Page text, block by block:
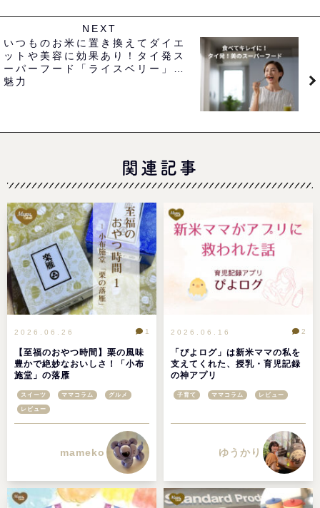
NEXT
いつものお米に置き換えてダイエ
ットや美容に効果あり！タイ発ス
ーパーフード「ライスベリー」の
魅力
関連記事
2026.06.26
【至福のおやつ時間】栗の風味
豊かで絶妙なおいしさ！「小布
施堂」の落雁
1
スイーツ ママコラム グルメ
レビュー
mameko
2026.06.16
「ぴよログ」は新米ママの私を
支えてくれた、授乳・育児記録
の神アプリ
2
子育て ママコラム レビュー
ゆうかり